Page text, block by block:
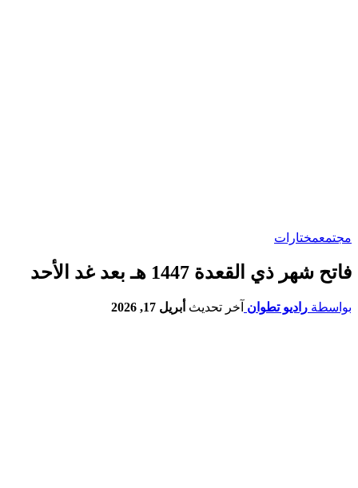
مجتمعمختارات
فاتح شهر ذي القعدة 1447 هـ بعد غد الأحد
بواسطة راديو تطوان آخر تحديث أبريل 17, 2026